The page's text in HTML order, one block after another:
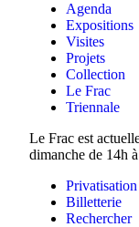
Agenda
Expositions
Visites
Projets
Collection
Le Frac
Triennale
Le Frac est
dimanche de 14h
Privatisation
Billetterie
Rechercher